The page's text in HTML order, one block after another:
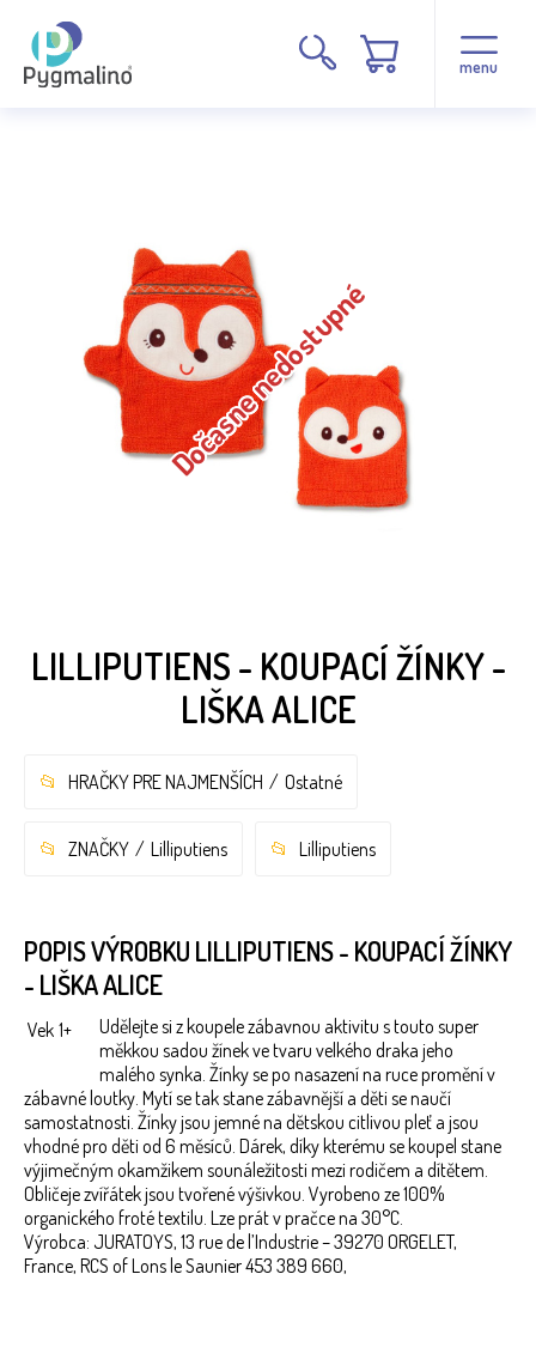
menu
Dočasne nedostupné
LILLIPUTIENS - KOUPACÍ ŽÍNKY -
LIŠKA ALICE
HRAČKY PRE NAJMENŠÍCH Ostatné
ZNAČKY Lilliputiens Lilliputiens
POPIS VÝROBKU LILLIPUTIENS - KOUPACÍ ŽÍNKY
- LIŠKA ALICE
Vek 1+
Udělejte si z koupele zábavnou aktivitu s touto super
měkkou sadou žínek ve tvaru velkého draka jeho
malého synka. Žínky se po nasazení na ruce promění v
zábavné loutky. Mytí se tak stane zábavnější a děti se naučí
samostatnosti. Žínky jsou jemné na dětskou citlivou pleť a jsou
vhodné pro děti od 6 měsíců. Dárek, díky kterému se koupel stane
výjimečným okamžikem sounáležitosti mezi rodičem a dítětem.
Obličeje zvířátek jsou tvořené výšivkou. Vyrobeno ze 100%
organického froté textilu. Lze prát v pračce na 30°C.
Výrobca: JURATOYS, 13 rue de l’Industrie – 39270 ORGELET,
France, RCS of Lons le Saunier 453 389 660,